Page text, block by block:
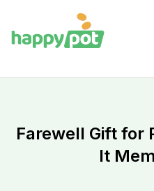
Farewell Gift for
It